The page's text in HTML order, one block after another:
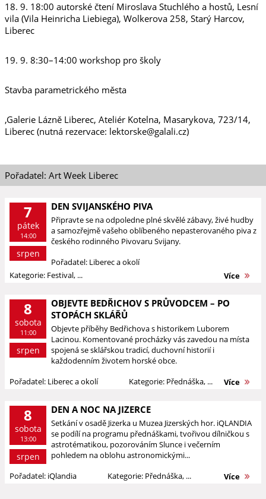
18. 9. 18:00 autorské čtení Miroslava Stuchlého a hostů, Lesní
vila (Vila Heinricha Liebiega), Wolkerova 258, Starý Harcov,
Liberec
19. 9. 8:30–14:00 workshop pro školy
Stavba parametrického města
,Galerie Lázně Liberec, Ateliér Kotelna, Masarykova, 723/14,
Liberec (nutná rezervace: lektorske@galali.cz)
Pořadatel: Art Week Liberec
7
pátek
14:00
srpen
DEN SVIJANSKÉHO PIVA
Připravte se na odpoledne plné skvělé zábavy, živé hudby
a samozřejmě vašeho oblíbeného nepasterovaného piva z
českého rodinného Pivovaru Svijany.
Pořadatel: Liberec a okolí
Kategorie: Festival, ...
Více
8
sobota
11:00
srpen
OBJEVTE BEDŘICHOV S PRŮVODCEM – PO
STOPÁCH SKLÁŘŮ
Objevte příběhy Bedřichova s historikem Luborem
Lacinou. Komentované procházky vás zavedou na místa
spojená se sklářskou tradicí, duchovní historií i
každodenním životem horské obce.
Pořadatel: Liberec a okolí
Kategorie: Přednáška, ... Více
8
sobota
13:00
srpen
DEN A NOC NA JIZERCE
Setkání v osadě Jizerka u Muzea Jizerských hor. iQLANDIA
se podílí na programu přednáškami, tvořivou dílničkou s
astrotématikou, pozorováním Slunce i večerním
pohledem na oblohu astronomickými...
Pořadatel: iQlandia
Kategorie: Přednáška, ... Více